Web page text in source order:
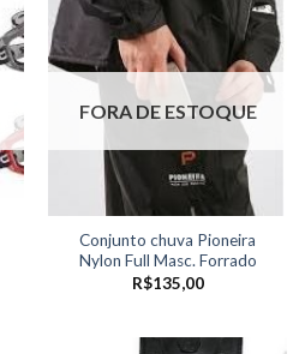
FORA DE ESTOQUE
Conjunto chuva Pioneira
Nylon Full Masc. Forrado
R$135,00